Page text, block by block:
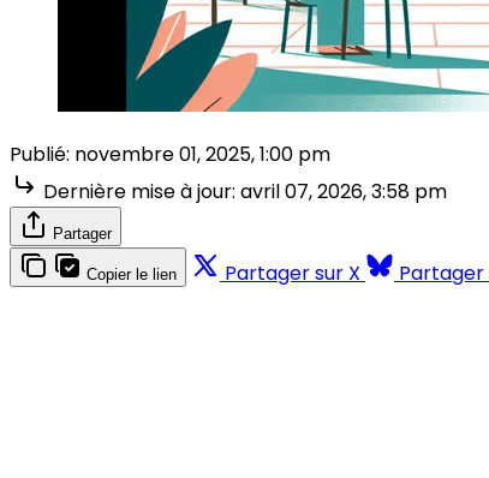
Publié: novembre 01, 2025, 1:00 pm
Dernière mise à jour: avril 07, 2026, 3:58 pm
Partager
Copier le lien Partager sur X Partager